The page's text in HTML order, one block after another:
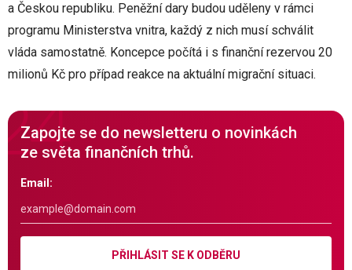
a Českou republiku. Peněžní dary budou uděleny v rámci
programu Ministerstva vnitra, každý z nich musí schválit
vláda samostatně. Koncepce počítá i s finanční rezervou 20
milionů Kč pro případ reakce na aktuální migrační situaci.
Zapojte se do newsletteru o novinkách
ze světa finančních trhů.
Email:
PŘIHLÁSIT SE K ODBĚRU